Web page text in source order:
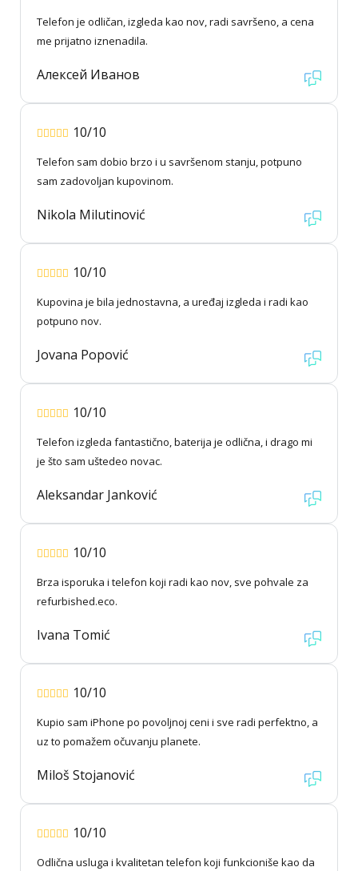
Telefon je odličan, izgleda kao nov, radi savršeno, a cena
me prijatno iznenadila.
Алексей Иванов
10/10
Telefon sam dobio brzo i u savršenom stanju, potpuno
sam zadovoljan kupovinom.
Nikola Milutinović
10/10
Kupovina je bila jednostavna, a uređaj izgleda i radi kao
potpuno nov.
Jovana Popović
10/10
Telefon izgleda fantastično, baterija je odlična, i drago mi
je što sam uštedeo novac.
Aleksandar Janković
10/10
Brza isporuka i telefon koji radi kao nov, sve pohvale za
refurbished.eco.
Ivana Tomić
10/10
Kupio sam iPhone po povoljnoj ceni i sve radi perfektno, a
uz to pomažem očuvanju planete.
Miloš Stojanović
10/10
Odlična usluga i kvalitetan telefon koji funkcioniše kao da